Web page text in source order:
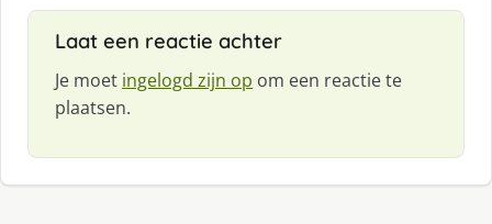
Laat een reactie achter
Je moet ingelogd zijn op om een reactie te
plaatsen.